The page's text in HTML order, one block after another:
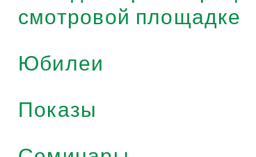
смотровой площадке
Юбилеи
Показы